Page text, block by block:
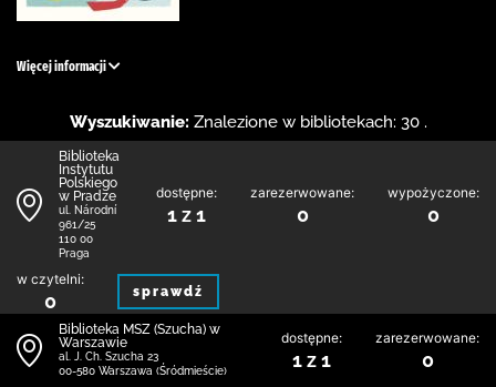
Więcej informacji
Wyszukiwanie: Znalezione w bibliotekach: 30 .
Biblioteka
Instytutu
Polskiego
w Pradze
ul. Národní
961/25
110 00
Praga
dostępne:
1 z 1
zarezerwowane:
0
wypożyczone:
0
w czytelni:
0 sprawdź
Biblioteka MSZ (Szucha) w
Warszawie
al. J. Ch. Szucha 23
00-580 Warszawa (Śródmieście)
dostępne:
1 z 1
zarezerwowane:
0